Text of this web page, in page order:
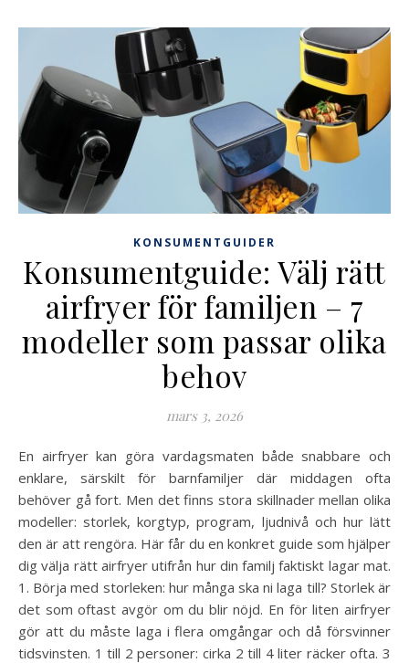
KONSUMENTGUIDER
Konsumentguide: Välj rätt
airfryer för familjen – 7
modeller som passar olika
behov
mars 3, 2026
En airfryer kan göra vardagsmaten både snabbare och
enklare, särskilt för barnfamiljer där middagen ofta
behöver gå fort. Men det finns stora skillnader mellan olika
modeller: storlek, korgtyp, program, ljudnivå och hur lätt
den är att rengöra. Här får du en konkret guide som hjälper
dig välja rätt airfryer utifrån hur din familj faktiskt lagar mat.
1. Börja med storleken: hur många ska ni laga till? Storlek är
det som oftast avgör om du blir nöjd. En för liten airfryer
gör att du måste laga i flera omgångar och då försvinner
tidsvinsten. 1 till 2 personer: cirka 2 till 4 liter räcker ofta. 3